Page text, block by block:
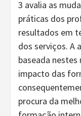
3 avalia as
práticas dos
resultados em
dos serviços. A
baseada
impacto das
procura da